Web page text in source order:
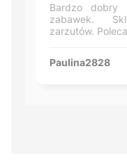
Bardzo dobry
zabawek.
zarzutów.
Paulina2828